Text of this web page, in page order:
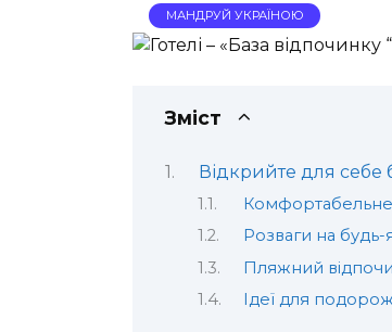
МАНДРУЙ УКРАЇНОЮ
Зміст
Відкрийте для себе
Розваги на
Пляжний
Ідеї для